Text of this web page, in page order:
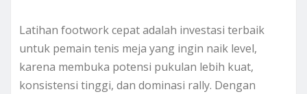
Latihan footwork cepat adalah investasi terbaik
untuk pemain tenis meja yang ingin naik level,
karena membuka potensi pukulan lebih kuat,
konsistensi tinggi, dan dominasi rally. Dengan